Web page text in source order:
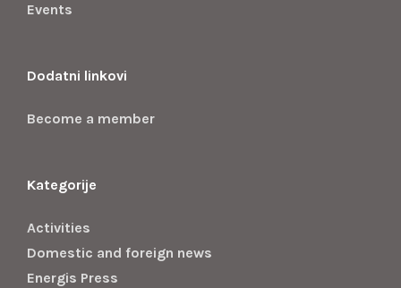
Events
Dodatni linkovi
Become a member
Kategorije
Activities
Domestic and foreign news
Energis Press